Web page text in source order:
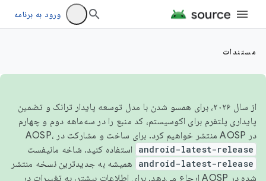
ورود به برنامه
مستندات
از سال ۲۰۲۶، برای همسو شدن با مدل توسعه پایدار ترانک و تضمین
پایداری پلتفرم برای اکوسیستم، کد منبع را در سه‌ماهه دوم و چهارم
در AOSP منتشر خواهیم کرد. برای ساخت و مشارکت در AOSP،
android-latest-release استفاده کنید. شاخه مانیفست
android-latest-release
همیشه به جدیدترین نسخه منتشر
شده در AOSP ارجاع می‌دهد. برای اطلاعات بیشتر، به
تغییرات در